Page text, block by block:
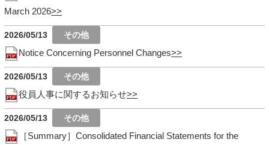
March 2026
2026/05/13
Notice Concerning Personnel Changes
2026/05/13
役員人事に関するお知らせ
2026/05/13
［Summary］Consolidated Financial Statements for the